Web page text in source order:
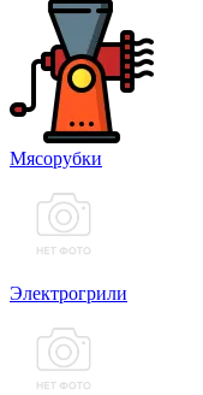
Мясорубки
Электрогрили